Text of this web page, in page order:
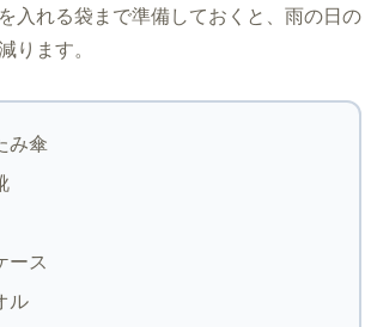
入れる袋まで準備しておくと、雨の日の
ります。
み傘
ース
ル